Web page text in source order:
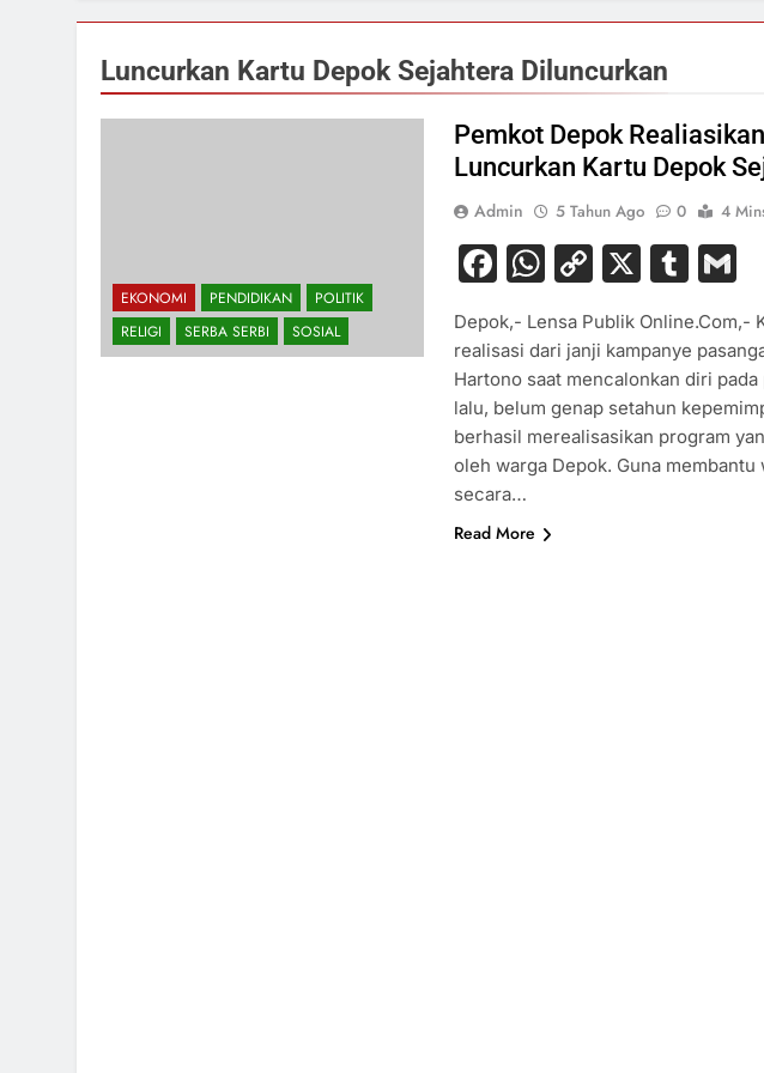
Luncurkan Kartu Depok Sejahtera Diluncurkan
EKONOMI PENDIDIKAN
POLITIK
RELIGI
SERBA SERBI SOSIAL
Pemkot Depok
Luncurkan Kartu Depok
Admin 5 Tahun Ago 0 4
Facebook
WhatsApp
Copy
X
Depok,- Lensa Publik Online.Com,-
realisasi dari janji kampanye
Hartono saat mencalonkan diri
lalu, belum genap setahun
berhasil merealisasikan program
oleh warga Depok. Guna
secara…
Read More